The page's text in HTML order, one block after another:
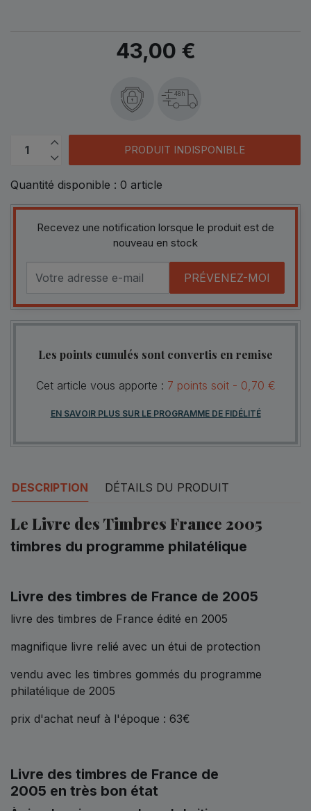
43,00 €
48h
PRODUIT INDISPONIBLE
Quantité disponible : 0 article
Recevez une notification lorsque le produit est de
nouveau en stock
PRÉVENEZ-MOI
Les points cumulés sont convertis en remise
Cet article vous apporte : 7 points soit - 0,70 €
EN SAVOIR PLUS SUR LE PROGRAMME DE FIDÉLITÉ
DESCRIPTION DÉTAILS DU PRODUIT
Le Livre des Timbres France 2005
timbres du programme philatélique
Livre des timbres de France de 2005
livre des timbres de France édité en 2005
magnifique livre relié avec un étui de protection
vendu avec les timbres gommés du programme
philatélique de 2005
prix d'achat neuf à l'époque : 63€
Livre des timbres de France de
2005 en très bon état